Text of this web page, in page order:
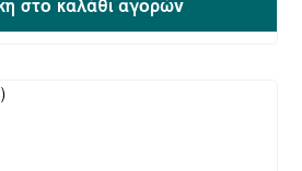
στο καλάθι αγορών